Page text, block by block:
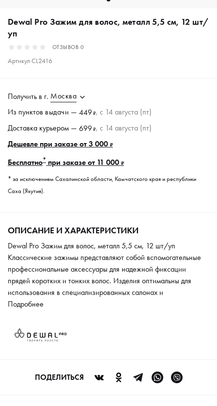
Dewal Pro Зажим для волос, металл 5,5 см, 12 шт/
уп
ОТЗЫВОВ 0
АртикулCL2416
Получить в г. Москва
Из пунктов выдачи — 449₽, c 14 августа (пт)
Доставка курьером — 699₽, c 14 августа (пт)
Дешевле при заказе от 3 000 ₽
Бесплатно* при заказе от 11 000 ₽
* за исключением Сахалинской области, Камчатского края и республики
Саха (Якутия).
ОПИСАНИЕ И ХАРАКТЕРИСТИКИ
Dewal Pro Зажим для волос, металл 5,5 см, 12 шт/уп
Классические зажимы представляют собой вспомогательные
профессиональные аксессуары для надежной фиксации
прядей коротких и тонких волос. Изделия оптимальны для
использования в специализированных салонах и
парикмахерских, а также в домашних условиях. При помощи
окрашивания или стрижки волос, создавать сложные варианты
причесок. Благодаря специальной форме и особому покрытию
Подробнее
ПОДЕЛИТЬСЯ